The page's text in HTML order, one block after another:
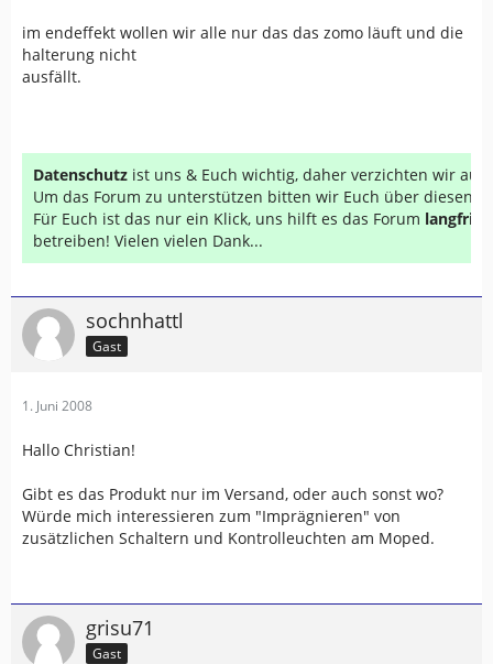
im endeffekt wollen wir alle nur das das zomo läuft und die
halterung nicht
ausfällt.
Datenschutz ist uns & Euch wichtig, daher verzichten wir auf
Um das Forum zu unterstützen bitten wir Euch über diesen
Für Euch ist das nur ein Klick, uns hilft es das Forum
betreiben! Vielen vielen Dank...
sochnhattl
Gast
1. Juni 2008
Hallo Christian!
Gibt es das Produkt nur im Versand, oder auch sonst wo?
Würde mich interessieren zum "Imprägnieren" von
zusätzlichen Schaltern und Kontrolleuchten am Moped.
grisu71
Gast